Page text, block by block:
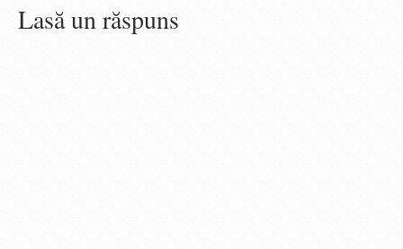
Lasă un răspuns